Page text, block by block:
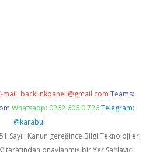
mail: backlinkpaneli@gmail.com Teams:
Whatsapp: 0262 606 0 726 Telegram:
@karabul
Sayılı Kanun gereğince Bilgi Teknolojileri
tarafından onaylanmış bir Yer Sağlayıcı